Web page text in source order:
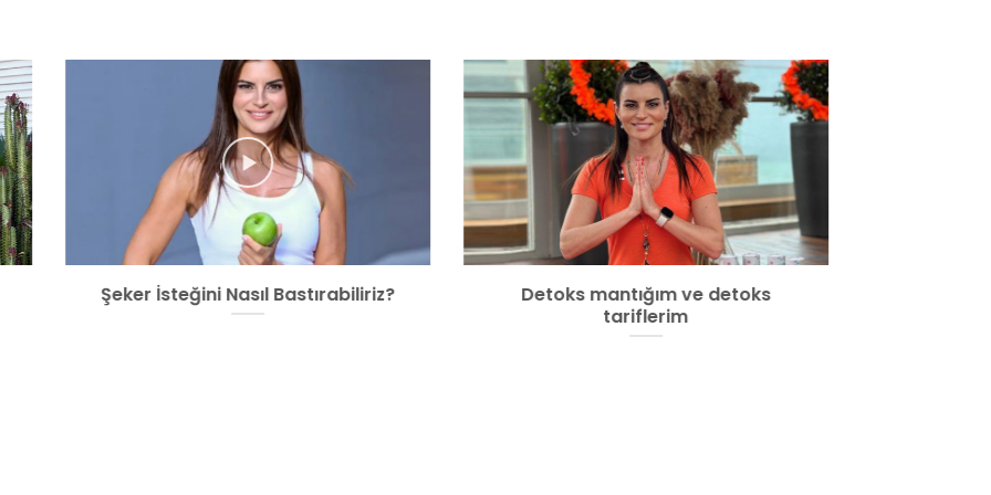
Şeker İsteğini Nasıl Bastırabiliriz?
Detoks mantığım ve detoks
tariflerim